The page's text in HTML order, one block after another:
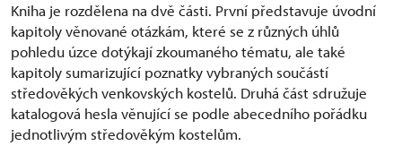
Kniha je rozdělena na dvě části. První představuje úvodní
kapitoly věnované otázkám, které se z různých úhlů
pohledu úzce dotýkají zkoumaného tématu, ale také
kapitoly sumarizující poznatky vybraných součástí
středověkých venkovských kostelů. Druhá část sdružuje
katalogová hesla věnující se podle abecedního pořádku
jednotlivým středověkým kostelům.